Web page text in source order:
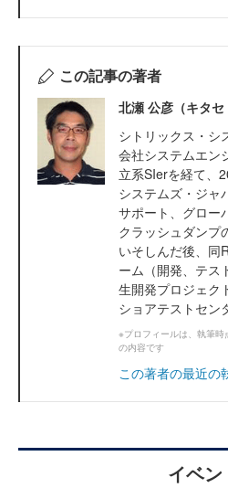
この記事の著者
北瀬 公彦（キタセ
シトリックス・シ
会社システムエン
立系SIerを経て、
システムズ・ジャ
サポート、グロー
クラッシュダンプ
いそしんだ後、同
ーム（開発、テス
生開発プロジェク
ショアテストセン
※プロフィールは、執筆
の内容です
この著者の最近の
イベン